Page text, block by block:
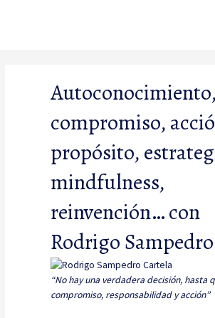
Autoconocimiento,
compromiso,
propósito,
mindfulness,
reinvención… con
Rodrigo Sampedro
“No hay una verdadera decisión, hasta
compromiso, responsabilidad y acción”